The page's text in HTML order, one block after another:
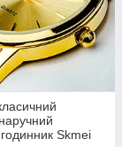
Skmei